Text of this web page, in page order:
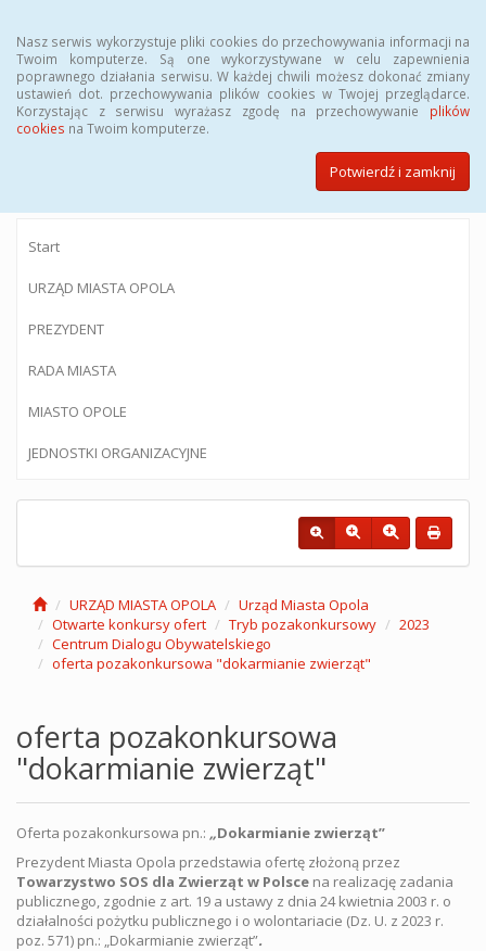
Nasz serwis wykorzystuje pliki cookies do przechowywania informacji na
Twoim komputerze. Są one wykorzystywane w celu zapewnienia
poprawnego działania serwisu. W każdej chwili możesz dokonać zmiany
ustawień dot. przechowywania plików cookies w Twojej przeglądarce.
Korzystając z serwisu wyrażasz zgodę na przechowywanie plików
cookies na Twoim komputerze.
Potwierdź i zamknij
BIULETYN INFORMACJI PUBLICZNEJ
Urzędu Miasta Opola
Start
URZĄD MIASTA OPOLA
PREZYDENT
RADA MIASTA
MIASTO OPOLE
JEDNOSTKI ORGANIZACYJNE
URZĄD MIASTA OPOLA
Urząd Miasta Opola
Otwarte konkursy ofert
Tryb pozakonkursowy
2023
Centrum Dialogu Obywatelskiego
oferta pozakonkursowa "dokarmianie zwierząt"
oferta pozakonkursowa
"dokarmianie zwierząt"
Oferta pozakonkursowa pn.: „Dokarmianie zwierząt”
Prezydent Miasta Opola przedstawia ofertę złożoną przez
Towarzystwo SOS dla Zwierząt w Polsce na realizację zadania
publicznego, zgodnie z art. 19 a ustawy z dnia 24 kwietnia 2003 r. o
działalności pożytku publicznego i o wolontariacie (Dz. U. z 2023 r.
poz. 571) pn.: „Dokarmianie zwierząt”.